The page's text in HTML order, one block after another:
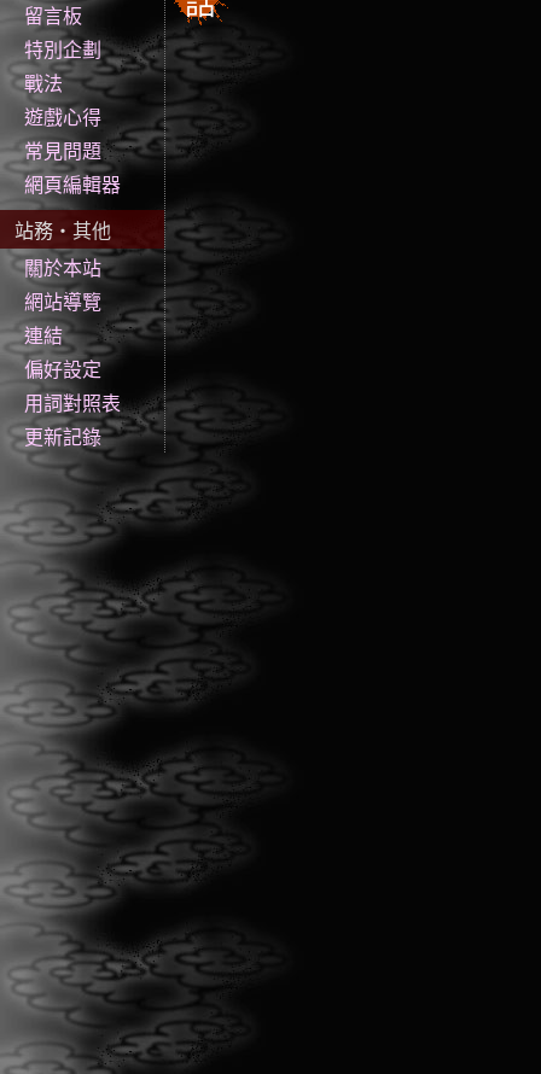
留言板
特別企劃
戰法
遊戲心得
常見問題
網頁編輯器
站務‧其他
關於本站
網站導覽
連結
偏好設定
用詞對照表
更新記錄